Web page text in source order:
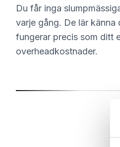
Du får inga
varje gång. De lär
fungerar precis som ditt
overheadkostnader.